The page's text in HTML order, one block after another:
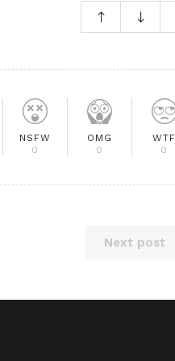
NSFW
0
OMG
0
WTF
0
Next post